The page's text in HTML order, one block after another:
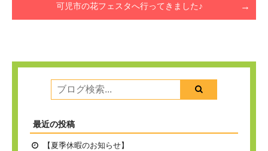
可児市の花フェスタへ行ってきました♪
最近の投稿
【夏季休暇のお知らせ】